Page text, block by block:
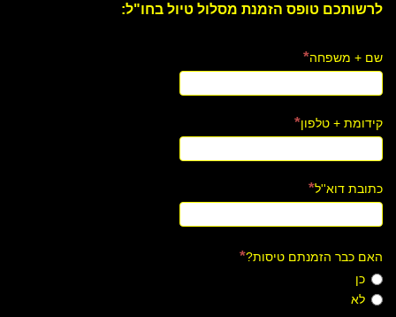
לרשותכם טופס הזמנת מסלול טיול בחו"ל:
שם + משפחה
קידומת + טלפון
כתובת דוא''ל
האם כבר הזמנתם טיסות?
כן
לא